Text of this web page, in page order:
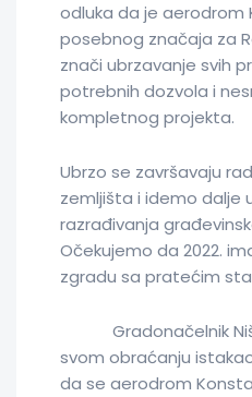
odluka da je aerodrom
posebnog značaja za
znači ubrzavanje svih
potrebnih dozvola i
kompletnog projekta.
Ubrzo se završavaju
zemljišta i idemo dalje
razrađivanja
Očekujemo da 2022.
zgradu sa pratećim
Gradonačelnik
svom obraćanju
da se aerodrom